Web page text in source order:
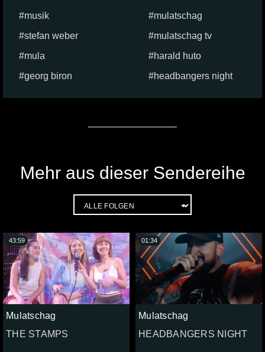
musik
mulatschag
stefan weber
mulatschag tv
mula
harald huto
georg biron
headbangers night
Mehr aus dieser Sendereihe
Mulatschag
THE STAMPS
43:59
Mulatschag
HEADBANGERS NIGHT
01:34